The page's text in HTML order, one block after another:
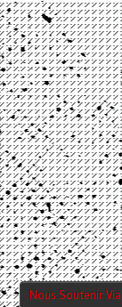
Nous Soutenir